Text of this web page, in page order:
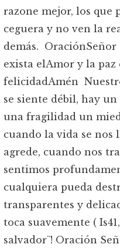
razone mejor, los que
ceguera y no ven la
demás.
exista elAmor y la
felicidadAmén
se siente débil, hay
una fragilidad un
cuando la vida se
agrede, cuando nos
sentimos
cualquiera pueda
transparentes y
toca suavemente (
salvador¨! Oración